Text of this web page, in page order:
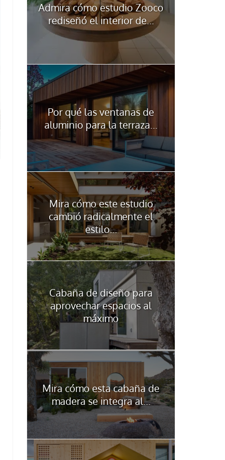
Admira cómo estudio Zooco
rediseñó el interior de...
Por qué las ventanas de
aluminio para la terraza...
Mira cómo este estudio
cambió radicalmente el
estilo...
Cabaña de diseño para
aprovechar espacios al
máximo
Mira cómo esta cabaña de
madera se integra al...